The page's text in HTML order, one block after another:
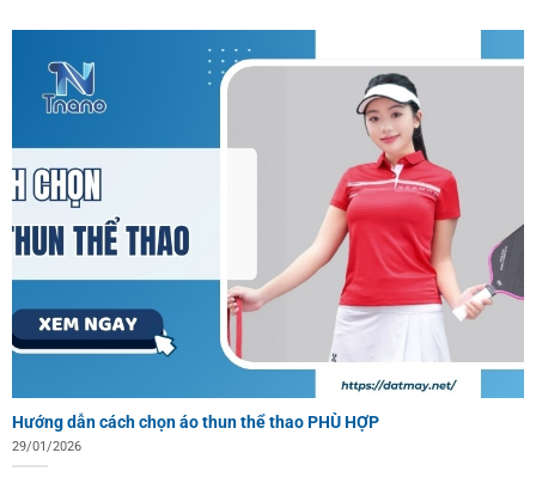
Hướng dẫn cách chọn áo thun thể thao PHÙ HỢP
29/01/2026